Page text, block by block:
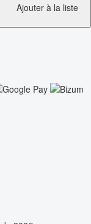
Ajouter à la liste